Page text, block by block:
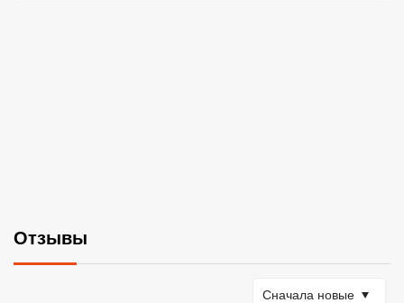
Отзывы
Сортировать по
Сначала новые